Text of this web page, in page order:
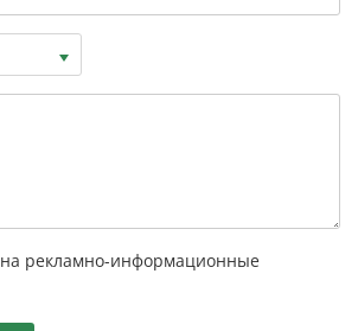
на рекламно-информационные